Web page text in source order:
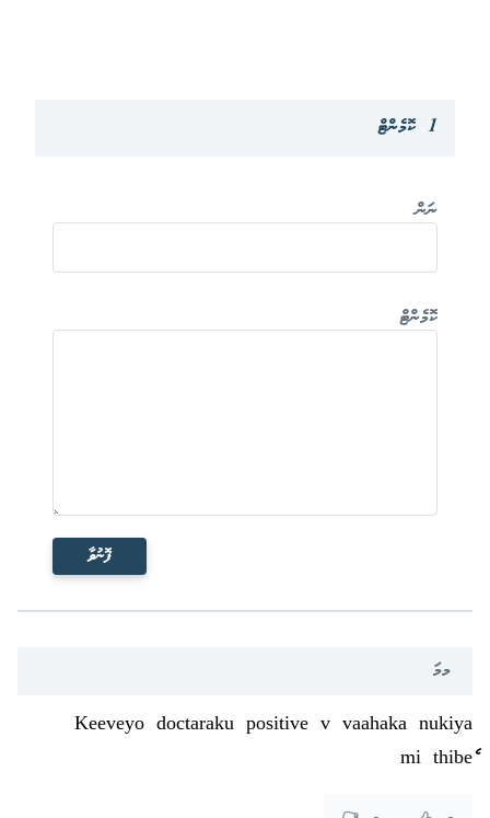
1 ކޮމެންޓް
ނަން
ކޮމެންޓް
ފޮނުވާ
މމަ
Keeveyo doctaraku positive v vaahaka nukiya
mi thibeެ